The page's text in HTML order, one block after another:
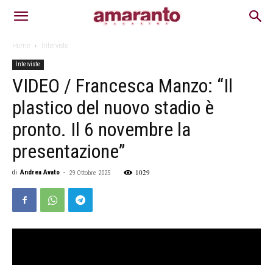
Home Interviste
Interviste
VIDEO / Francesca Manzo: “Il
plastico del nuovo stadio è
pronto. Il 6 novembre la
presentazione”
di Andrea Avato - 29 Ottobre 2025 1029